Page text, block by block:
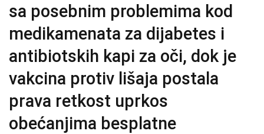
sa posebnim problemima kod
medikamenata za dijabetes i
antibiotskih kapi za oči, dok je
vakcina protiv lišaja postala
prava retkost uprkos
obećanjima besplatne